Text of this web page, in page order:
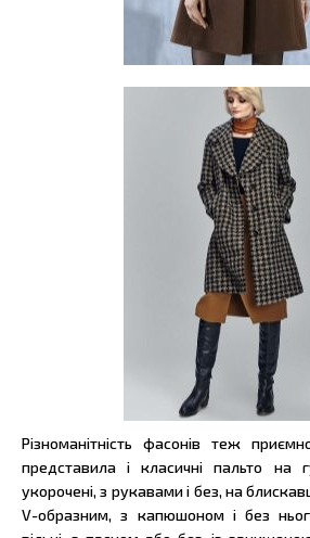
Різноманітність фасонів теж
представила і класичні пальто на
укорочені, з рукавами і без, на
V-образним, з капюшоном і без